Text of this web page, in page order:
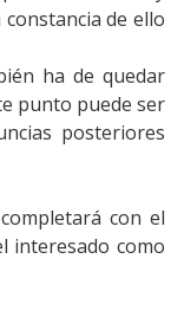
de ello
ha de quedar
punto puede ser
posteriores
con el
interesado como